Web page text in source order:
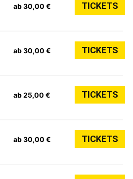
ab 30,00 € TICKETS
ab 30,00 € TICKETS
ab 25,00 € TICKETS
ab 30,00 € TICKETS